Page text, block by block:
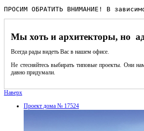
ПРОСИМ ОБРАТИТЬ ВНИМАНИЕ! В
Мы хоть и архитекторы, но
Всегда рады видеть Вас в нашем офисе.
Не стесняйтесь выбирать типовые проекты. Они
давно придумали.
Наверх
Проект дома № 17524